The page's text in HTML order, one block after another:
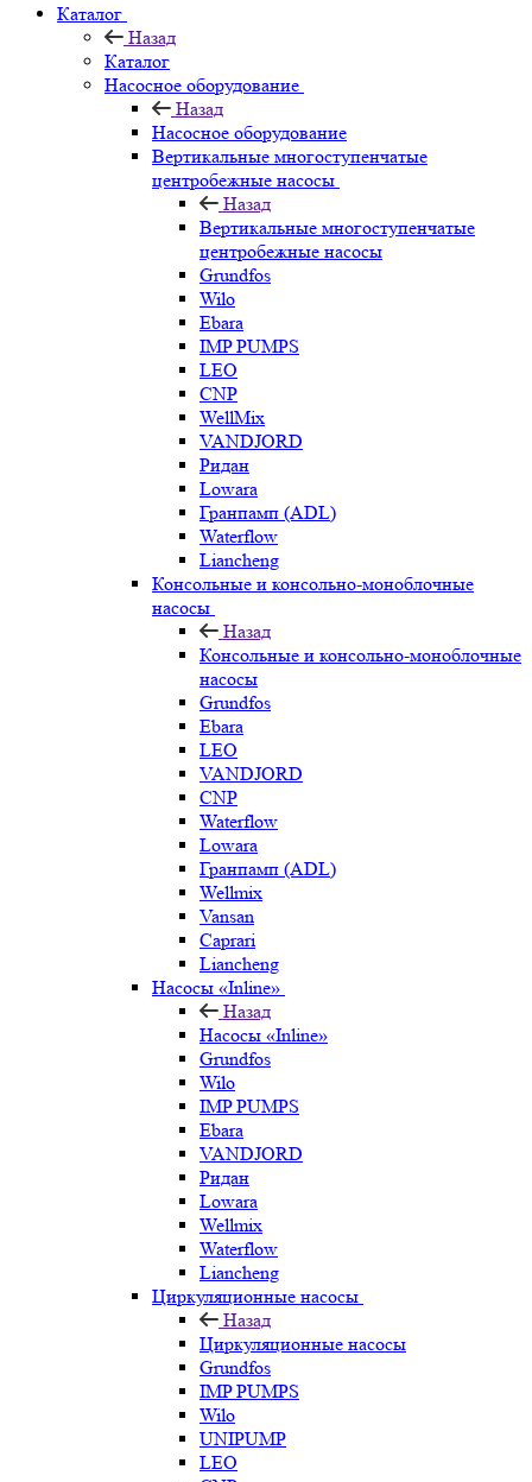
Каталог
Назад
Каталог
Насосное оборудование
Назад
Насосное оборудование
Вертикальные многоступенчатые
центробежные насосы
Назад
Вертикальные многоступенчатые
центробежные насосы
Grundfos
Wilo
Ebara
IMP PUMPS
LEO
CNP
WellMix
VANDJORD
Ридан
Lowara
Гранпамп (ADL)
Waterflow
Liancheng
Консольные и консольно-моноблочные
насосы
Назад
Консольные и консольно-моноблочные
насосы
Grundfos
Ebara
LEO
VANDJORD
CNP
Waterflow
Lowara
Гранпамп (ADL)
Wellmix
Vansan
Caprari
Liancheng
Насосы «Inline»
Назад
Насосы «Inline»
Grundfos
Wilo
IMP PUMPS
Ebara
VANDJORD
Ридан
Lowara
Wellmix
Waterflow
Liancheng
Циркуляционные насосы
Назад
Циркуляционные насосы
Grundfos
IMP PUMPS
Wilo
UNIPUMP
LEO